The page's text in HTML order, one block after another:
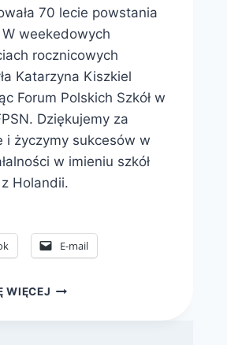
70 lecie powstania
weekedowych
rocznicowych
Katarzyna Kiszkiel
Forum Polskich Szkół w
Dziękujemy za
i życzymy sukcesów w
w imieniu szkół
Holandii.
E-mail
WIĘCEJ 70
POLSKIEJ